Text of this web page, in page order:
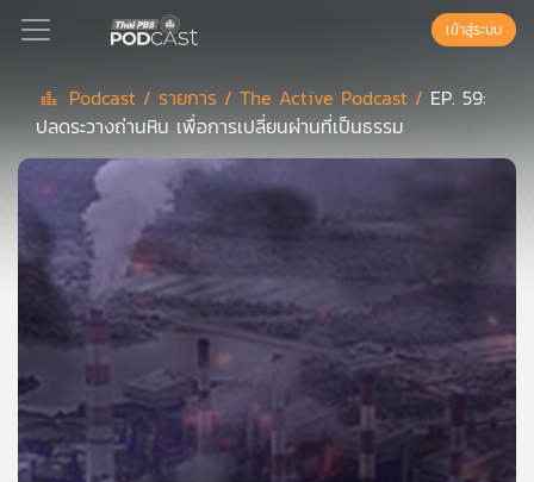
Podcast
เพล
ลิ
เพล
ย์
ลิ
เข้าสู่ระบบ
Podcast / รายการ /The Active Podcast / EP. 59:
ปลดระวางถ่านหิน เพื่อการเปลี่ยนผ่านที่เป็นธรรม